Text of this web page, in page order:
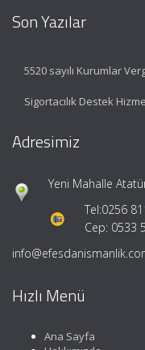
Son Yazılar
5520 sayılı Kurumlar
Sigortacılık Destek
Adresimiz
Yeni Mahalle
Tel:0256
Cep: 0533
Hızlı Menü
Ana Sayfa